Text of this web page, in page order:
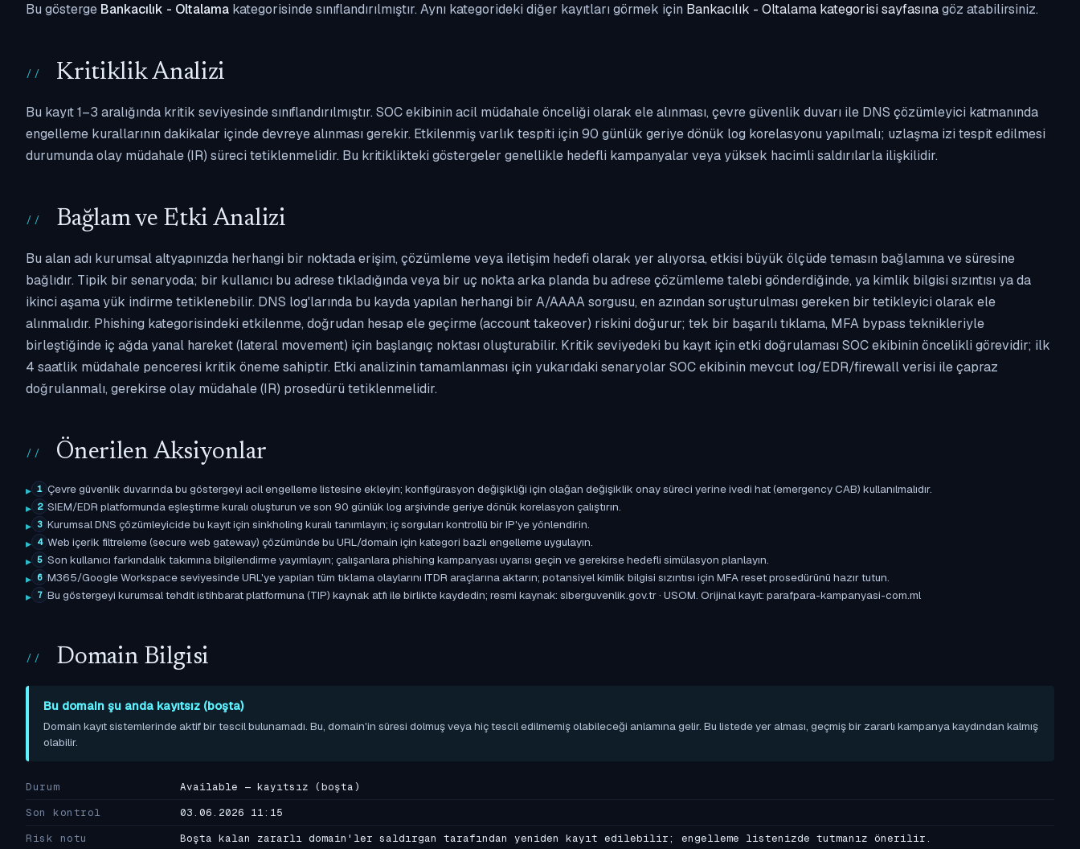
Bu gösterge Bankacılık - Oltalama kategorisinde sınıflandırılmıştır. Aynı kategorideki diğer kayıtları görmek için Bankacılık - Oltalama kategorisi sayfasınagöz atabilirsiniz.
Kritiklik Analizi
Bu kayıt 1–3 aralığında kritik seviyesinde sınıflandırılmıştır. SOC ekibinin acil müdahale önceliği olarak ele alınması, çevre güvenlik duvarı ile DNS çözümleyici katmanında
engelleme kurallarının dakikalar içinde devreye alınması gerekir. Etkilenmiş varlık tespiti için 90 günlük geriye dönük log korelasyonu yapılmalı; uzlaşma izi tespit edilmesi
durumunda olay müdahale (IR) süreci tetiklenmelidir. Bu kritiklikteki göstergeler genellikle hedefli kampanyalar veya yüksek hacimli saldırılarla ilişkilidir.
Bağlam ve Etki Analizi
Bu alan adı kurumsal altyapınızda herhangi bir noktada erişim, çözümleme veya iletişim hedefi olarak yer alıyorsa, etkisi büyük ölçüde temasın bağlamına ve süresine
bağlıdır. Tipik bir senaryoda; bir kullanıcı bu adrese tıkladığında veya bir uç nokta arka planda bu adrese çözümleme talebi gönderdiğinde, ya kimlik bilgisi sızıntısı ya da
ikinci aşama yük indirme tetiklenebilir. DNS log'larında bu kayda yapılan herhangi bir A/AAAA sorgusu, en azından soruşturulması gereken bir tetikleyici olarak ele
alınmalıdır. Phishing kategorisindeki etkilenme, doğrudan hesap ele geçirme (account takeover) riskini doğurur; tek bir başarılı tıklama, MFA bypass teknikleriyle
birleştiğinde iç ağda yanal hareket (lateral movement) için başlangıç noktası oluşturabilir. Kritik seviyedeki bu kayıt için etki doğrulaması SOC ekibinin öncelikli görevidir; ilk
4 saatlik müdahale penceresi kritik öneme sahiptir. Etki analizinin tamamlanması için yukarıdaki senaryolar SOC ekibinin mevcut log/EDR/firewall verisi ile çapraz
doğrulanmalı, gerekirse olay müdahale (IR) prosedürü tetiklenmelidir.
Önerilen Aksiyonlar
1 Çevre güvenlik duvarında bu göstergeyi acil engelleme listesine ekleyin; konfigürasyon değişikliği için olağan değişiklik onay süreci yerine ivedi hat (emergency CAB) kullanılmalıdır.
2 SIEM/EDR platformunda eşleştirme kuralı oluşturun ve son 90 günlük log arşivinde geriye dönük korelasyon çalıştırın.
3 Kurumsal DNS çözümleyicide bu kayıt için sinkholing kuralı tanımlayın; iç sorguları kontrollü bir IP'ye yönlendirin.
4 Web içerik filtreleme (secure web gateway) çözümünde bu URL/domain için kategori bazlı engelleme uygulayın.
5 Son kullanıcı farkındalık takımına bilgilendirme yayımlayın; çalışanlara phishing kampanyası uyarısı geçin ve gerekirse hedefli simülasyon planlayın.
6 M365/Google Workspace seviyesinde URL'ye yapılan tüm tıklama olaylarını ITDR araçlarına aktarın; potansiyel kimlik bilgisi sızıntısı için MFA reset prosedürünü hazır tutun.
7 Bu göstergeyi kurumsal tehdit istihbarat platformuna (TIP) kaynak atfı ile birlikte kaydedin; resmi kaynak: siberguvenlik.gov.tr · USOM. Orijinal kayıt: parafpara-kampanyasi-com.ml
Domain Bilgisi
Bu domain şu anda kayıtsız (boşta)
Domain kayıt sistemlerinde aktif bir tescil bulunamadı. Bu, domain'in süresi dolmuş veya hiç tescil edilmemiş olabileceği anlamına gelir. Bu listede yer alması, geçmiş bir zararlı kampanya kaydından kalmış
olabilir.
Durum
Available — kayıtsız (boşta)
Son kontrol
03.06.2026 11:15
Risk notu
Boşta kalan zararlı domain'ler saldırgan tarafından yeniden kayıt edilebilir; engelleme listenizde tutmanız önerilir.